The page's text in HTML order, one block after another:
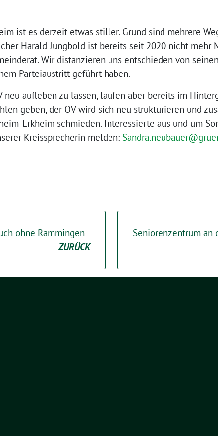
ist es derzeit etwas stiller. Grund sind mehrere
Harald Jungbold ist bereits seit 2020 nicht mehr
Wir distanzieren uns entschieden von
Parteiaustritt geführt haben.
neu aufleben zu lassen, laufen aber bereits im
geben, der OV wird sich neu strukturieren und
Erkheim schmieden. Interessierte aus und um
Kreissprecherin melden:
ohne Rammingen
ZURÜCK
Seniorenzentrum an